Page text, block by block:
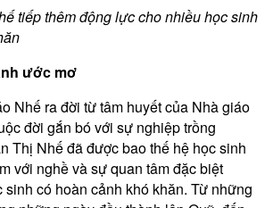
tiếp thêm động lực cho nhiều học sinh
ước mơ
Nhế ra đời từ tâm huyết của Nhà giáo
đời gắn bó với sự nghiệp trồng
Thị Nhế đã được bao thế hệ học sinh
với nghề và sự quan tâm đặc biệt
có hoàn cảnh khó khăn. Từ những